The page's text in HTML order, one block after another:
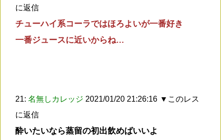
に返信
チューハイ系コーラではほろよいが一番好き
一番ジュースに近いからね…
21: 名無しカレッジ 2021/01/20 21:26:16 ▼このレス
に返信
酔いたいなら蒸留の初出飲めばいいよ